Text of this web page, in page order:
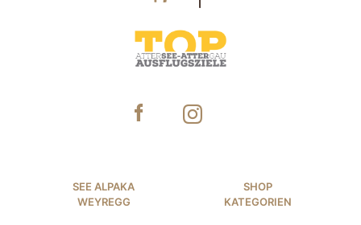
SEE ALPAKA
WEYREGG
SHOP
KATEGORIEN